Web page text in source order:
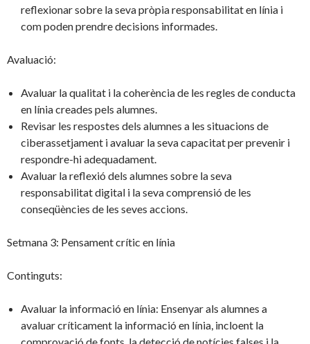
reflexionar sobre la seva pròpia responsabilitat en línia i
com poden prendre decisions informades.
Avaluació:
Avaluar la qualitat i la coherència de les regles de conducta
en línia creades pels alumnes.
Revisar les respostes dels alumnes a les situacions de
ciberassetjament i avaluar la seva capacitat per prevenir i
respondre-hi adequadament.
Avaluar la reflexió dels alumnes sobre la seva
responsabilitat digital i la seva comprensió de les
conseqüències de les seves accions.
Setmana 3: Pensament crític en línia
Continguts:
Avaluar la informació en línia: Ensenyar als alumnes a
avaluar críticament la informació en línia, incloent la